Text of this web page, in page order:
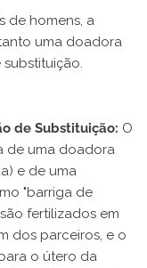
de homens, a
uma doadora
de Substituição: O
de uma doadora
e de uma
"barriga de
fertilizados em
dos parceiros, e o
o útero da